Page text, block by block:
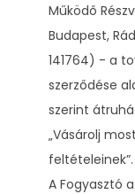
Működő
Budapest,
141764) - a
szerződése
szerint
„Vásárolj
feltételeinek”.
A Fogyasztó